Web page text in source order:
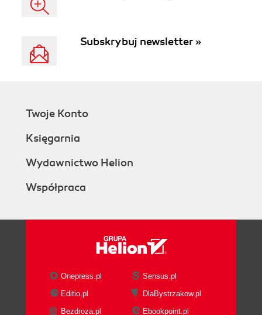
Subskrybuj newsletter »
Twoje Konto
Księgarnia
Wydawnictwo Helion
Współpraca
Onepress.pl
Sensus.pl
Editio.pl
DlaBystrzakow.pl
Bezdroza.pl
Ebookpoint.pl